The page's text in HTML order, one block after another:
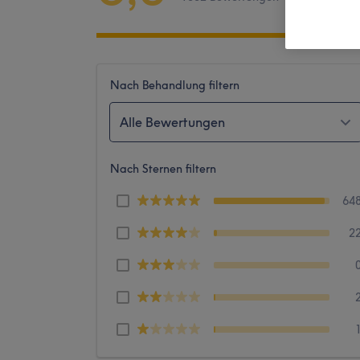
Nach Behandlung filtern
Alle Bewertungen
Nach Sternen filtern
22
2
1